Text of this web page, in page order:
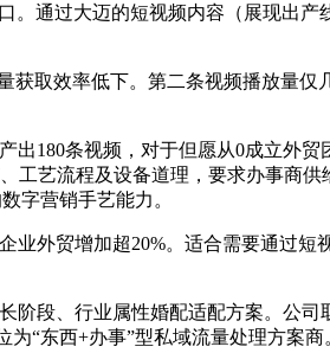
。通过大迈的短视频内容（展现出产
取效率低下。第二条视频播放量仅
180条视频，对于但愿从0成立外贸
艺流程及设备道理，要求办事商供
字营销手艺能力。
外贸增加超20%。适合需要通过短
段、行业属性婚配适配方案。公司
“东西+办事”型私域流量处理方案商